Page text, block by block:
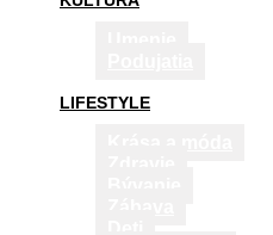
LIFESTYLE